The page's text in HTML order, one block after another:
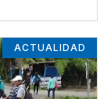
ACTUALIDAD